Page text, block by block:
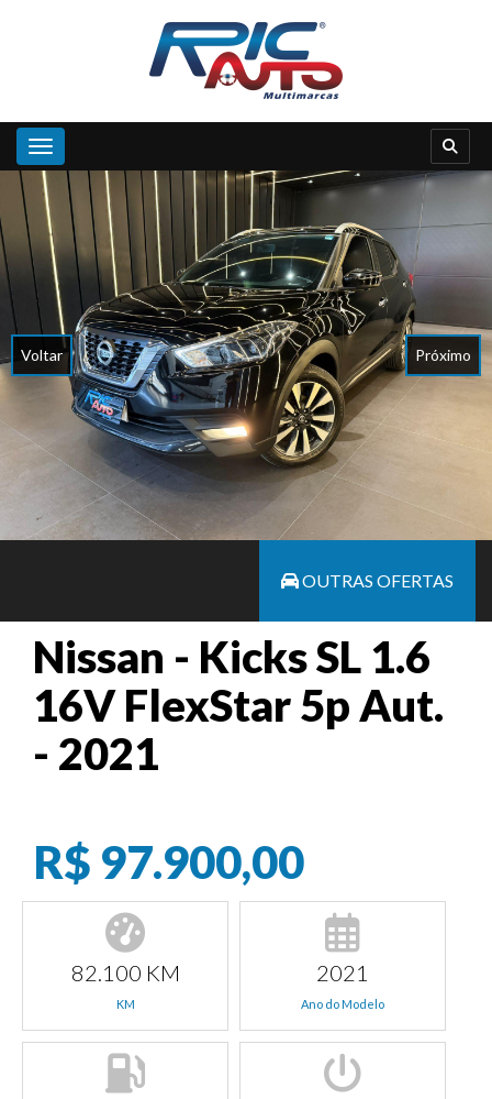
Toggle navigation
Voltar Próximo
OUTRAS OFERTAS
Nissan - Kicks SL 1.6
16V FlexStar 5p Aut.
- 2021
R$ 97.900,00
82.100 KM
KM
2021
Ano do Modelo